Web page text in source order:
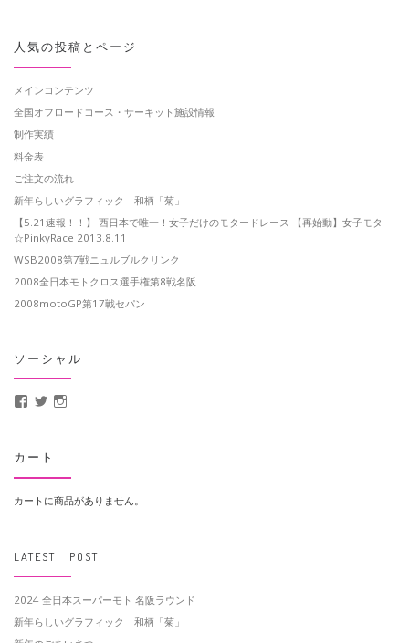
人気の投稿とページ
メインコンテンツ
全国オフロードコース・サーキット施設情報
制作実績
料金表
ご注文の流れ
新年らしいグラフィック 和柄「菊」
【5.21速報！！】 西日本で唯一！女子だけのモタードレース 【再始動】女子モタ
☆PinkyRace 2013.8.11
WSB2008第7戦ニュルブルクリンク
2008全日本モトクロス選手権第8戦名阪
2008motoGP第17戦セパン
ソーシャル
MotoCrusader さんのプロフィールを Facebook で表示
@MotoCrusader さんのプロフィールを Twitter で表示
カート
カートに商品がありません。
LATEST POST
2024 全日本スーパーモト 名阪ラウンド
新年らしいグラフィック 和柄「菊」